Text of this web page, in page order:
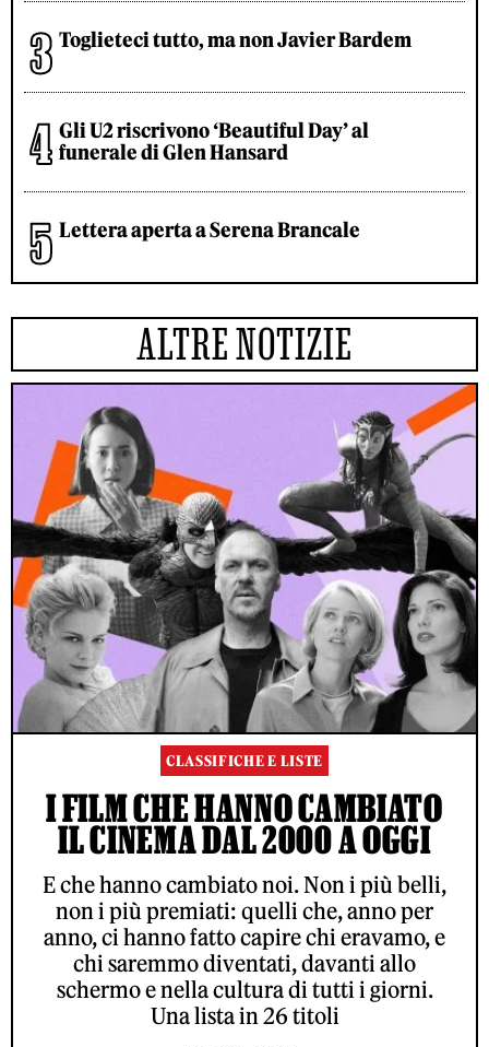
Toglieteci tutto, ma non Javier Bardem
Gli U2 riscrivono ‘Beautiful Day’ al
funerale di Glen Hansard
Lettera aperta a Serena Brancale
ALTRE NOTIZIE
CLASSIFICHE E LISTE
I FILM CHE HANNO CAMBIATO
IL CINEMA DAL 2000 A OGGI
E che hanno cambiato noi. Non i più belli,
non i più premiati: quelli che, anno per
anno, ci hanno fatto capire chi eravamo, e
chi saremmo diventati, davanti allo
schermo e nella cultura di tutti i giorni.
Una lista in 26 titoli